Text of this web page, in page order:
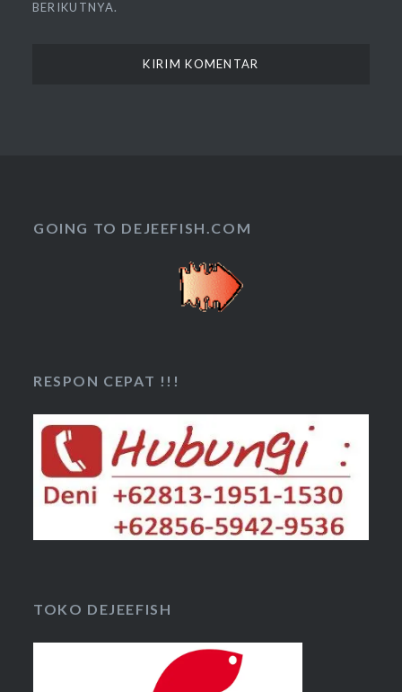
BERIKUTNYA.
GOING TO DEJEEFISH.COM
RESPON CEPAT !!!
TOKO DEJEEFISH